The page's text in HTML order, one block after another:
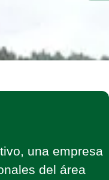
una empresa
del área